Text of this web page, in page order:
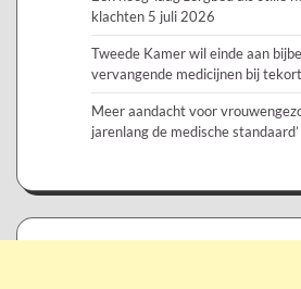
klachten 5 juli 2026
Tweede Kamer wil einde aan
vervangende medicijnen bij
Meer aandacht voor
jarenlang de medische standaard’